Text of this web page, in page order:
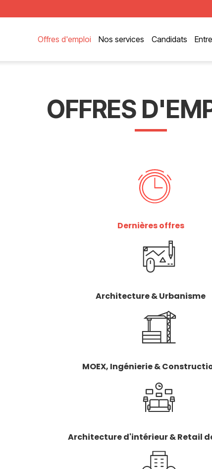
Offres d'emploi Nos services Candidats
OFFRES
Dernières offres
Architecture & Urbanisme
MOEX, Ingénierie &
Architecture d'intérieur & Retail